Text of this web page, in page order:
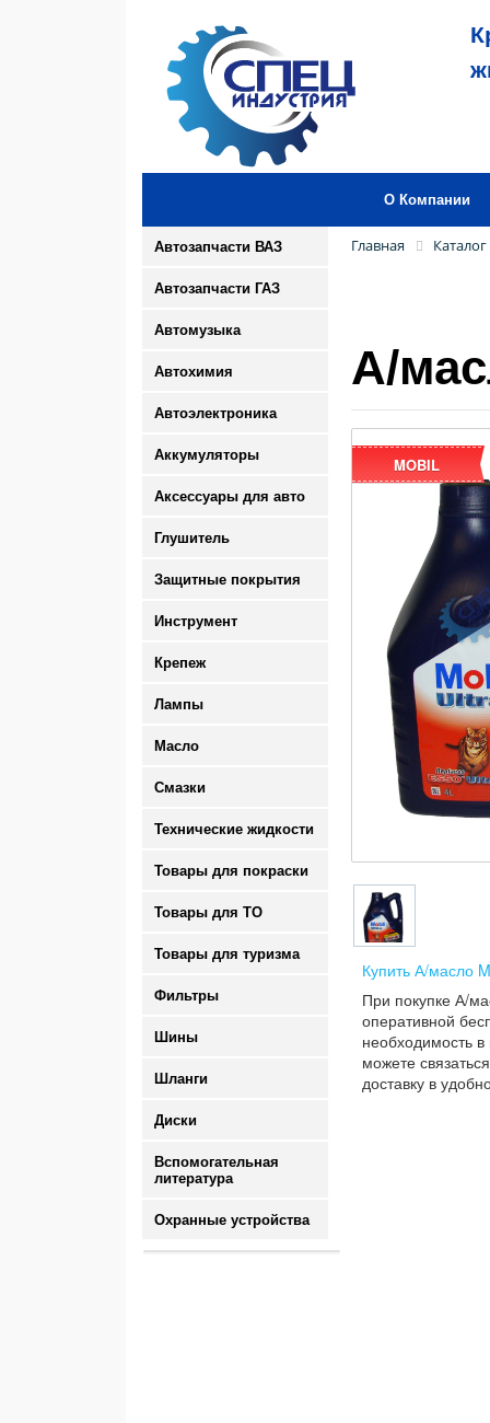
О Компании
Автозапчасти ВАЗ
Автозапчасти ГАЗ
Автомузыка
Автохимия
Автоэлектроника
Аккумуляторы
Аксессуары для авто
Глушитель
Защитные покрытия
Инструмент
Крепеж
Лампы
Масло
Смазки
Технические жидкости
Товары для покраски
Товары для ТО
Товары для туризма
Фильтры
Шины
Шланги
Диски
Вспомогательная
литература
Охранные устройства
Главная Каталог
А/
MOBIL
Купить А/масло
При покупке А/
оперативной
необходимость
можете
доставку в